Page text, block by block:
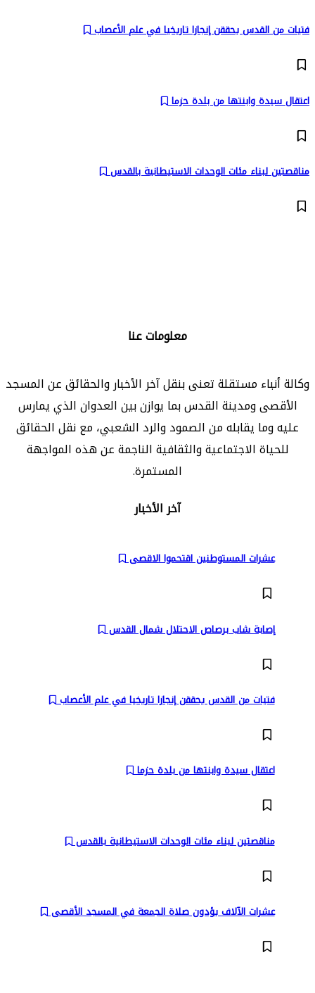
فتيات من القدس يحققن إنجازا تاريخيا في علم الأعصاب
اعتقال سيدة وابنتها من بلدة حزما
مناقصتين لبناء مئات الوحدات الاستيطانية بالقدس
معلومات عنا
وكالة أنباء مستقلة تعنى بنقل آخر الأخبار والحقائق عن المسجد
الأقصى ومدينة القدس بما يوازن بين العدوان الذي يمارس
عليه وما يقابله من الصمود والرد الشعبي، مع نقل الحقائق
للحياة الاجتماعية والثقافية الناجمة عن هذه المواجهة
المستمرة.
آخر الأخبار
عشرات المستوطنين اقتحموا الاقصى
إصابة شاب برصاص الاحتلال شمال القدس
فتيات من القدس يحققن إنجازا تاريخيا في علم الأعصاب
اعتقال سيدة وابنتها من بلدة حزما
مناقصتين لبناء مئات الوحدات الاستيطانية بالقدس
عشرات الآلاف يؤدون صلاة الجمعة في المسجد الأقصى